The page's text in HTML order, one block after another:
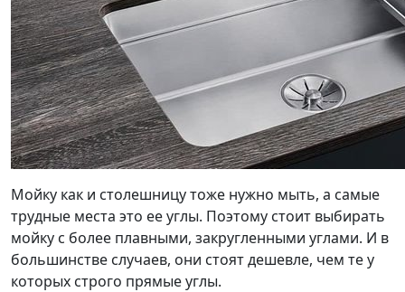
Мойку как и столешницу тоже нужно мыть, а самые
трудные места это ее углы. Поэтому стоит выбирать
мойку с более плавными, закругленными углами. И в
большинстве случаев, они стоят дешевле, чем те у
которых строго прямые углы.